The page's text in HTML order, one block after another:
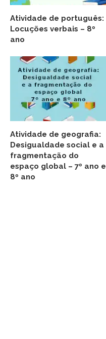
Atividade de português:
Locuções verbais – 8º
ano
Atividade de geografia:
Desigualdade social e a
fragmentação do
espaço global – 7º ano e
8º ano